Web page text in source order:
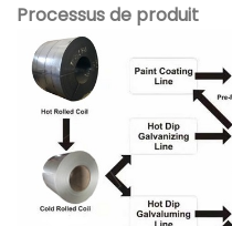
Processus de produit